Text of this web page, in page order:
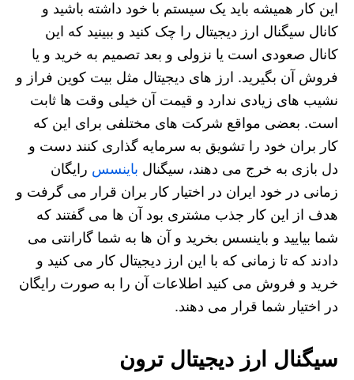
این کار همیشه باید یک سیستم با خود داشته باشید و
کانال سیگنال ارز دیجیتال را چک کنید و ببینید که این
کانال صعودی است یا نزولی و بعد تصمیم به خرید و یا
فروش آن بگیرید. ارز های دیجیتال مثل بیت کوین فراز و
نشیب های زیادی ندارد و قیمت آن خیلی وقت ها ثابت
است. بعضی مواقع شرکت های مختلفی برای این که
کار بران خود را تشویق به سرمایه گذاری کنند دست و
دل بازی به خرج می دهند، سیگنال باینسس رایگان
زمانی در خود ایران در اختیار کار بران قرار می گرفت و
هدف از این کار جذب مشتری بود آن ها می گفتند که
شما بیایید و باینسس بخرید و آن ها به شما گارانتی می
دادند که تا زمانی که با این ارز دیجیتال کار می کنید و
خرید و فروش می کنید اطلاعات آن را به صورت رایگان
در اختیار شما قرار می دهند.
سیگنال ارز دیجیتال ترون